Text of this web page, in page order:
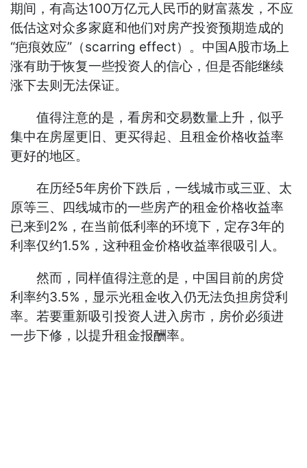
期间，有高达100万亿元人民币的财富蒸发，不应
低估这对众多家庭和他们对房产投资预期造成的
“疤痕效应”（scarring effect）。中国A股市场上
涨有助于恢复一些投资人的信心，但是否能继续
涨下去则无法保证。
值得注意的是，看房和交易数量上升，似乎
集中在房屋更旧、更买得起、且租金价格收益率
更好的地区。
在历经5年房价下跌后，一线城市或三亚、太
原等三、四线城市的一些房产的租金价格收益率
已来到2%，在当前低利率的环境下，定存3年的
利率仅约1.5%，这种租金价格收益率很吸引人。
然而，同样值得注意的是，中国目前的房贷
利率约3.5%，显示光租金收入仍无法负担房贷利
率。若要重新吸引投资人进入房市，房价必须进
一步下修，以提升租金报酬率。